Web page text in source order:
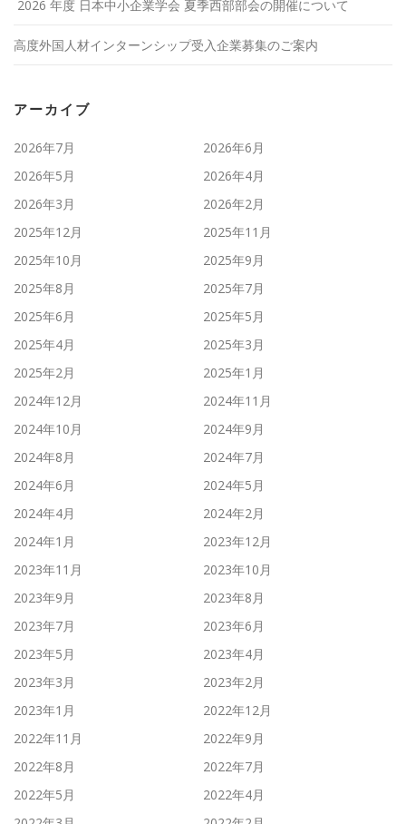
2026 年度 日本中小企業学会 夏季西部部会の開催について
高度外国人材インターンシップ受入企業募集のご案内
アーカイブ
2026年7月
2026年6月
2026年5月
2026年4月
2026年3月
2026年2月
2025年12月
2025年11月
2025年10月
2025年9月
2025年8月
2025年7月
2025年6月
2025年5月
2025年4月
2025年3月
2025年2月
2025年1月
2024年12月
2024年11月
2024年10月
2024年9月
2024年8月
2024年7月
2024年6月
2024年5月
2024年4月
2024年2月
2024年1月
2023年12月
2023年11月
2023年10月
2023年9月
2023年8月
2023年7月
2023年6月
2023年5月
2023年4月
2023年3月
2023年2月
2023年1月
2022年12月
2022年11月
2022年9月
2022年8月
2022年7月
2022年5月
2022年4月